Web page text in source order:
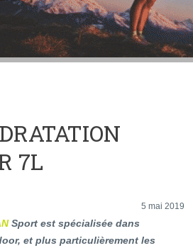
7L
5 mai 2019
Sport est spécialisée dans
et plus particulièrement les